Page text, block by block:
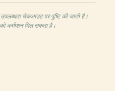
चेकआउट पर पुष्टि की जाती है।
कमीशन मिल सकता है।